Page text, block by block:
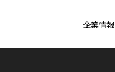
企業情報